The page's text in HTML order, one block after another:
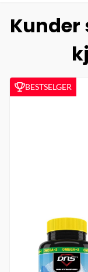
Kunder
BESTSELGER